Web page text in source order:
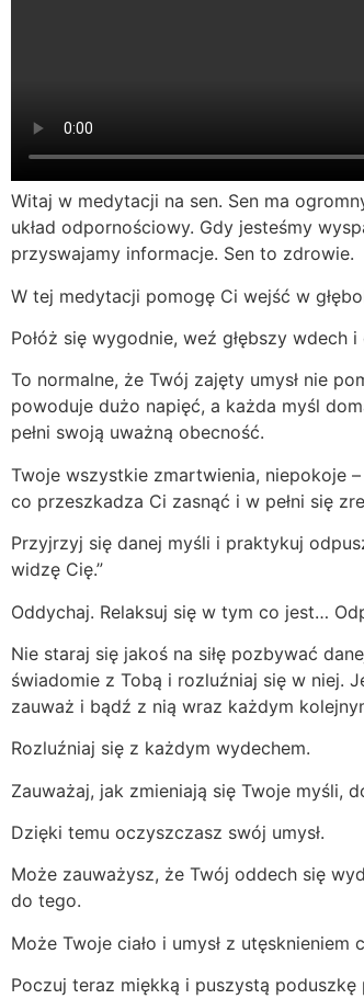
Witaj w medytacji na sen. Sen ma
układ odpornościowy. Gdy jesteśmy
przyswajamy informacje. Sen to zdrowie.
W tej medytacji pomogę Ci wejść w
Połóż się wygodnie, weź głębszy wdech
To normalne, że Twój zajęty umysł nie
powoduje dużo napięć, a każda myśl
pełni swoją uważną obecność.
Twoje wszystkie zmartwienia, niepokoje
co przeszkadza Ci zasnąć i w pełni się
Przyjrzyj się danej myśli i praktykuj
widzę Cię.”
Oddychaj. Relaksuj się w tym co jest…
Nie staraj się jakoś na siłę pozbywać
świadomie z Tobą i rozluźniaj się w niej.
zauważ i bądź z nią wraz każdym
Rozluźniaj się z każdym wydechem.
Zauważaj, jak zmieniają się Twoje myśli,
Dzięki temu oczyszczasz swój umysł.
Może zauważysz, że Twój oddech się
do tego.
Może Twoje ciało i umysł z
Poczuj teraz miękką i puszystą poduszkę